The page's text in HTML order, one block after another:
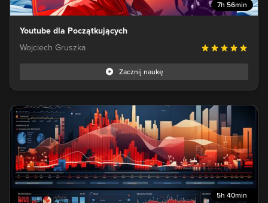
7h 56min
Youtube dla Początkujących
Wojciech Gruszka
Zacznij naukę
5h 40min